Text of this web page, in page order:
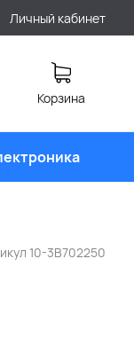
Личный кабинет
Корзина
10-3B702250